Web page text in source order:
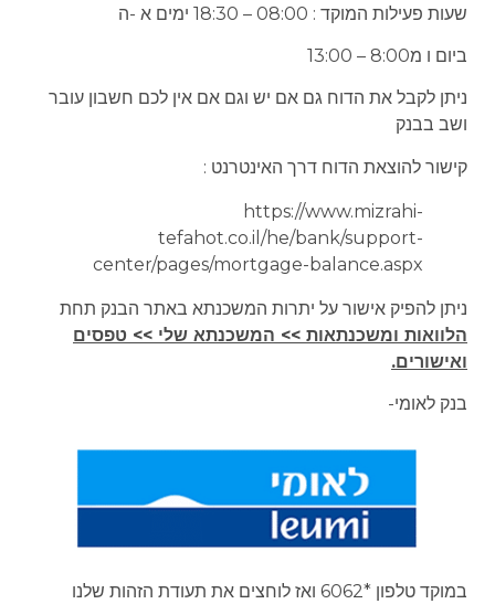
שעות פעילות המוקד : 08:00 – 18:30 ימים א -ה
ביום ו מ8:00 – 13:00
ניתן לקבל את הדוח גם אם יש וגם אם אין לכם חשבון עובר
ושב בבנק
קישור להוצאת הדוח דרך האינטרנט :
https://www.mizrahi-
tefahot.co.il/he/bank/support-
center/pages/mortgage-balance.aspx
ניתן להפיק אישור על יתרות המשכנתא באתר הבנק תחת
הלוואות ומשכנתאות >> המשכנתא שלי >> טפסים
ואישורים.
בנק לאומי-
במוקד טלפון *6062 ואז לוחצים את תעודת הזהות שלנו